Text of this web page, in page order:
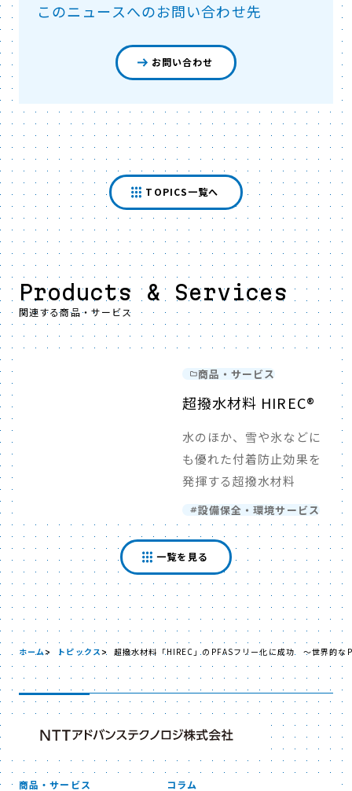
このニュースへのお問い合わせ先
お問い合わせ
TOPICS一覧へ
Products & Services
関連する商品・サービス
商品・サービス
超撥水材料 HIREC®
水のほか、雪や氷などに
も優れた付着防止効果を
発揮する超撥水材料
設備保全・環境サービス
一覧を見る
ホーム トピックス 超撥水材料「HIREC」のPFASフリー化に成功 ～世界的な
商品・サービス コラム